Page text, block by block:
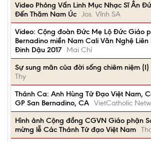
Video Phỏng Vấn Linh Mục Nhạc Sĩ Ân
Đến Thăm Nam Úc Jos. Vĩnh SA
Video: Cộng đoàn Đức Mẹ Lộ Đức Giáo
Bernadino miền Nam Cali Văn Nghệ
Đinh Dậu 2017
Mai Chí
Sự sung mãn của đời sống chiêm niệm (I)
Thy
Thánh Ca: Anh Hùng Tử Đạo Việt Nam,
GP San Bernadino, CA VietCatholic
Hình ảnh Cộng đồng CGVN Giáo phận
mừng lễ Các Thánh Tử đạo Việt Nam